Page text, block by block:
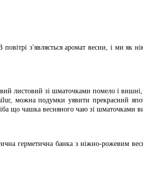
повітрі з'являється аромат весни, і ми
листовий зі шматочками помело і
можна подумки уявити прекрасний
що чашка весняного чаю зі шматочками
герметична банка з ніжно-рожевим